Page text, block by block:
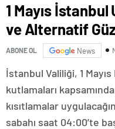
1 Mayıs İstanbul
ve Alternatif
ABONE OL News
İstanbul Valiliği, 1
kutlamaları
kısıtlamalar
sabahı saat 04:00’te